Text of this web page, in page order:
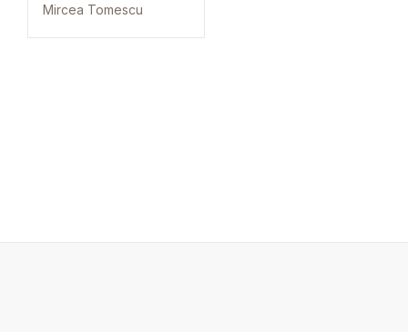
Mircea Tomescu